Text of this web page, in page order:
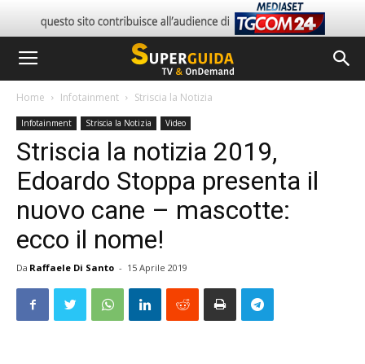
Home Infotainment Striscia la Notizia
Infotainment Striscia la Notizia Video
Striscia la notizia 2019,
Edoardo Stoppa presenta il
nuovo cane – mascotte:
ecco il nome!
Da Raffaele Di Santo - 15 Aprile 2019